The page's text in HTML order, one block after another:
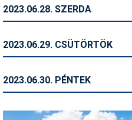
2023.06.28. SZERDA
2023.06.29. CSÜTÖRTÖK
2023.06.30. PÉNTEK